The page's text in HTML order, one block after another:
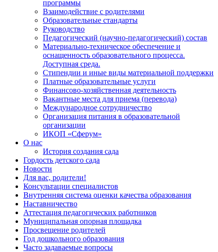
программы
Взаимодействие с родителями
Образовательные стандарты
Руководство
Педагогический (научно-педагогический) состав
Материально-техническое обеспечение и
оснащенность образовательного процесса.
Доступная среда.
Стипендии и иные виды материальной поддержки
Платные образовательные услуги
Финансово-хозяйственная деятельность
Вакантные места для приема (перевода)
Международное сотрудничество
Организация питания в образовательной
организации
ИКОП «Сферум»
О нас
История создания сада
Гордость детского сада
Новости
Для вас, родители!
Консультации специалистов
Внутренняя система оценки качества образования
Наставничество
Аттестация педагогических работников
Муниципальная опорная площадка
Просвещение родителей
Год дошкольного образования
Часто задаваемые вопросы